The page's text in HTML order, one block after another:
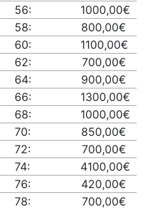
56:
1000,00€
58:
800,00€
60:
1100,00€
62:
700,00€
64:
900,00€
66:
1300,00€
68:
1000,00€
70:
850,00€
72:
700,00€
74:
4100,00€
76:
420,00€
78:
700,00€